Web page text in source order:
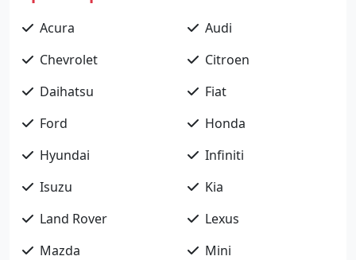
Acura
Audi
Chevrolet
Citroen
Daihatsu
Fiat
Ford
Honda
Hyundai
Infiniti
Isuzu
Kia
Land Rover
Lexus
Mazda
Mini